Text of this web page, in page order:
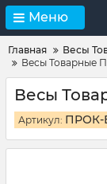
Меню
Главная Весы
Весы Товарные
Весы
Артикул: ПРОК-